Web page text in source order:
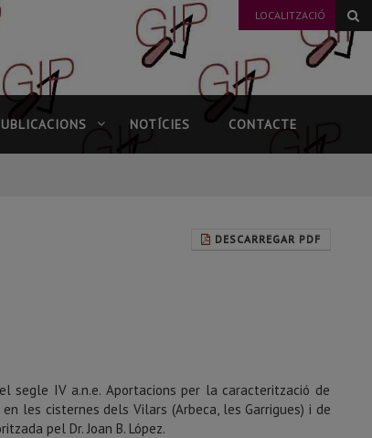
LOCALITZACIÓ
NOTÍCIES CONTACTE
DESCARREGAR PDF
segle IV a.n.e. Aportacions per la caracterització de
les cisternes dels Vilars (Arbeca, les Garrigues) i de
pel Dr. Joan B. López.